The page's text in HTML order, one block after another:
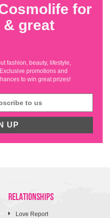
for
& great
fashion, beauty, lifestyle,
promotions and
to win great prizes!
UP
RELATIONSHIPS
Love Report